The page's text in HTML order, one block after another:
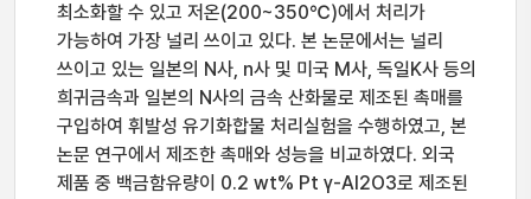
최소화할 수 있고 저온(200~350℃)에서 처리가
가능하여 가장 널리 쓰이고 있다. 본 논문에서는 널리
쓰이고 있는 일본의 N사, n사 및 미국 M사, 독일K사 등의
희귀금속과 일본의 N사의 금속 산화물로 제조된 촉매를
구입하여 휘발성 유기화합물 처리실험을 수행하였고, 본
논문 연구에서 제조한 촉매와 성능을 비교하였다. 외국
제품 중 백금함유량이 0.2 wt% Pt γ-Al2O3로 제조된